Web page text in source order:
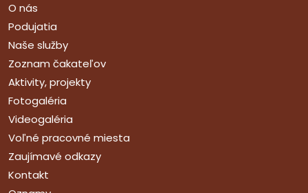
O nás
Podujatia
Naše služby
Zoznam čakateľov
Aktivity, projekty
Fotogaléria
Videogaléria
Voľné pracovné miesta
Zaujímavé odkazy
Kontakt